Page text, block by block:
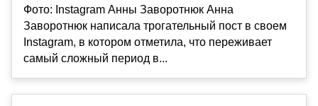
Фото: Instagram Анны Заворотнюк Анна
Заворотнюк написала трогательный пост в своем
Instagram, в котором отметила, что переживает
самый сложный период в...